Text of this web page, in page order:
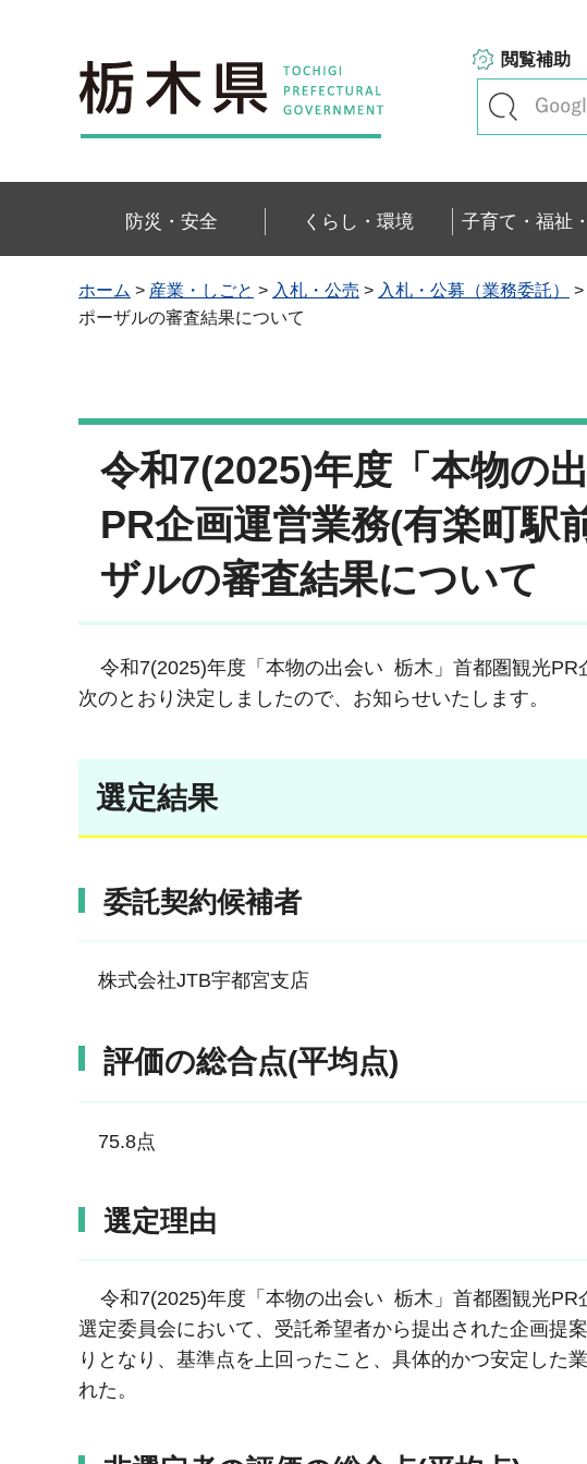
栃木県
閲覧補助
防災・安全 くらし・環境 子育て・福祉
ホーム > 産業・しごと > 入札・公売 > 入札・公募（業務委託）
>
ポーザルの審査結果について
令和7(2025)年度「本物の
PR企画運営業務(有楽町駅
ザルの審査結果について
令和7(2025)年度「本物の出会い 栃木」首都圏観光PR
次のとおり決定しましたので、お知らせいたします。
選定結果
委託契約候補者
株式会社JTB宇都宮支店
評価の総合点(平均点)
75.8点
選定理由
令和7(2025)年度「本物の出会い 栃木」首都圏観光PR
選定委員会において、受託希望者から提出された企画提
りとなり、基準点を上回ったこと、具体的かつ安定した
れた。